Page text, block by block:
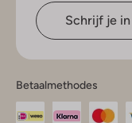
Schrijf je in
Betaalmethodes